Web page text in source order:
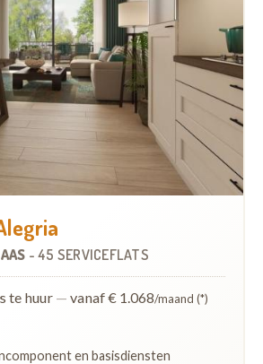
- 45 SERVICEFLATS
te huur — vanaf € 1.068/maand (*)
en basisdiensten